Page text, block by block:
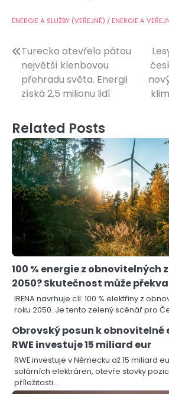
ENERGIE A SLUŽBY (VEŘEJNÉ) / ENERGIE A
Navigace
pro
příspěvek
Turecko otevřelo pátou
největší klenbovou
přehradu světa. Energii
získá 2,5 milionu lidí
Related Posts
100 % energie z obnovitelných
2050? Skutečnost může
IRENA navrhuje cíl: 100 % elektřiny z
roku 2050. Je tento zelený scénář pro
Obrovský posun k obnovitelné
RWE investuje 15 miliard eur
RWE investuje v Německu až 15 miliard
solárních elektráren, otevře stovky
příležitosti…